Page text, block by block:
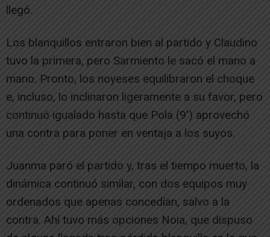
llegó.
Los blanquillos entraron bien al partido y Claudino
tuvo la primera, pero Sarmiento le sacó el mano a
mano. Pronto, los noyeses equilibraron el choque
e, incluso, lo inclinaron ligeramente a su favor, pero
continuó igualado hasta que Pola (9′) aprovechó
una contra para poner en ventaja a los suyos.
Juanma paró el partido y, tras el tiempo muerto, la
dinámica continuó similar, con dos equipos muy
ordenados que apenas concedían, salvo a la
contra. Ahí tuvo más opciones Noia, que dispuso